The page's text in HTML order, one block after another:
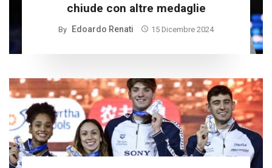
chiude con altre medaglie
By Edoardo Renati 15 Dicembre 2024